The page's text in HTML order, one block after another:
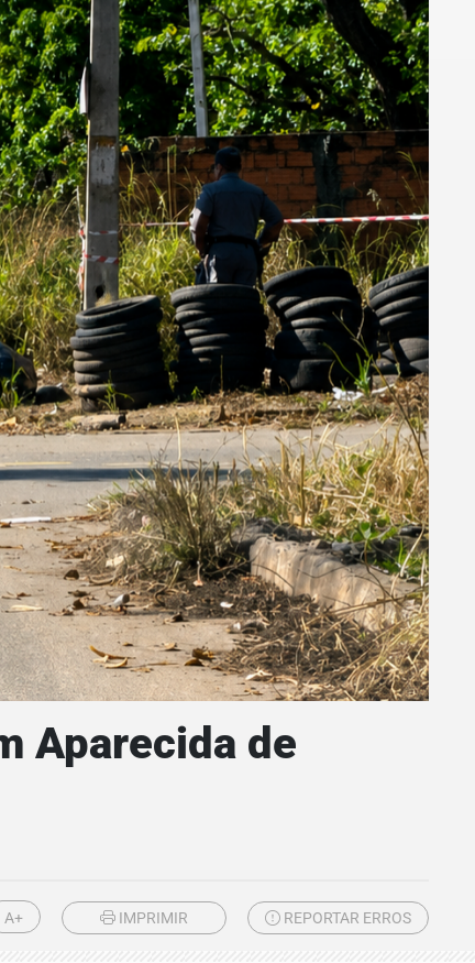
Aparecida de
A+ IMPRIMIR REPORTAR ERROS